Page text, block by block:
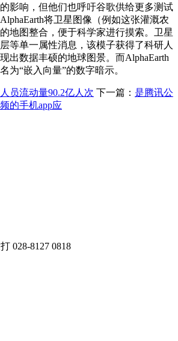
影响，但他们也呼吁谷歌供给更多测试
将卫星图像（例如这张灌溉农
地图整合，便于科学家进行摸索。卫星
等单一属性消息，该模子获得了科研人
出数据丰硕的地球图景。而AlphaEarth
为“嵌入向量”的数字暗示。
员流动量90.2亿人次 下一篇： 是腾讯公
的手机app应
028-8127 0818